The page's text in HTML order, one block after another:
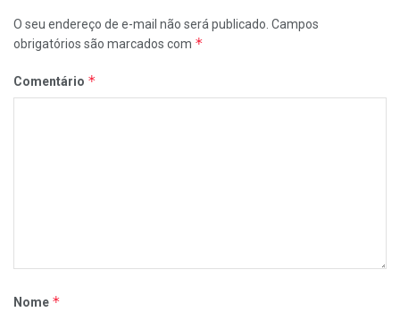
O seu endereço de e-mail não será publicado. Campos
obrigatórios são marcados com *
Comentário *
Nome *